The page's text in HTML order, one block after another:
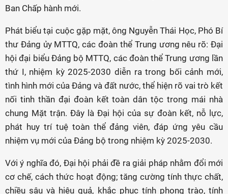
Ban Chấp hành mới.
Phát biểu tại cuộc gặp mặt, ông Nguyễn Thái Học, Phó Bí
thư Đảng ủy MTTQ, các đoàn thể Trung ương nêu rõ: Đại
hội đại biểu Đảng bộ MTTQ, các đoàn thể Trung ương lần
thứ I, nhiệm kỳ 2025-2030 diễn ra trong bối cảnh mới,
tình hình mới của Đảng và đất nước, thể hiện rõ vai trò kết
nối tinh thần đại đoàn kết toàn dân tộc trong mái nhà
chung Mặt trận. Đây là Đại hội của sự đoàn kết, nỗ lực,
phát huy trí tuệ toàn thể đảng viên, đáp ứng yêu cầu
nhiệm vụ mới của Đảng bộ trong nhiệm kỳ 2025-2030.
Với ý nghĩa đó, Đại hội phải đề ra giải pháp nhằm đổi mới
cơ chế, cách thức hoạt động; tăng cường tính thực chất,
chiều sâu và hiệu quả, khắc phục tính phong trào, tính